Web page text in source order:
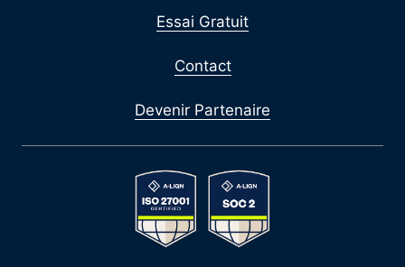
Essai Gratuit
Contact
Devenir Partenaire